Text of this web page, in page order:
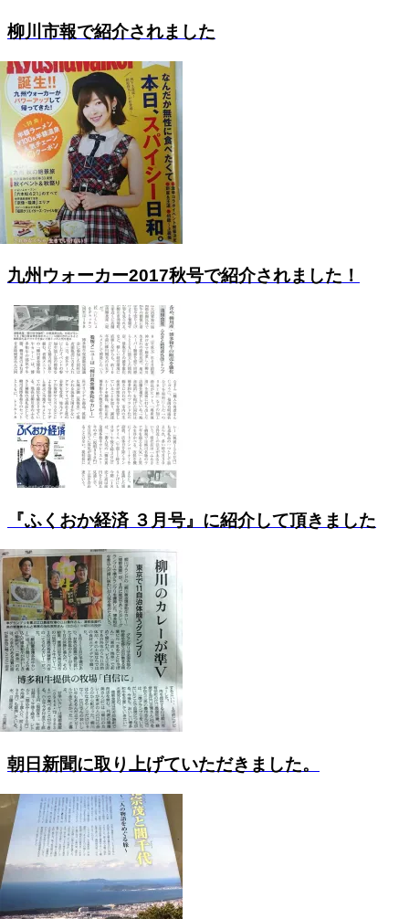
柳川市報で紹介されました
九州ウォーカー2017秋号で紹介されました！
『ふくおか経済 ３月号』に紹介して頂きました
朝日新聞に取り上げていただきました。